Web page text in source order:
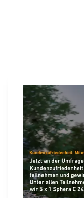
Ihre E-Mail Adresse
Folgen Sie uns